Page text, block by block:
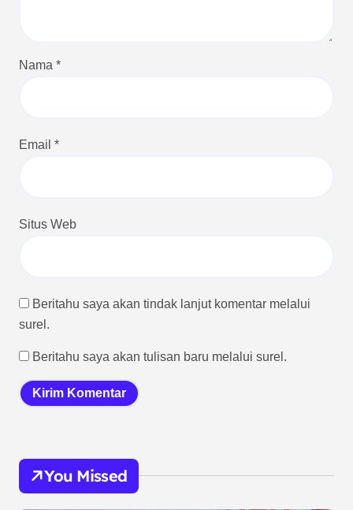
Nama *
Email *
Situs Web
Beritahu saya akan tindak lanjut komentar melalui
surel.
Beritahu saya akan tulisan baru melalui surel.
You Missed